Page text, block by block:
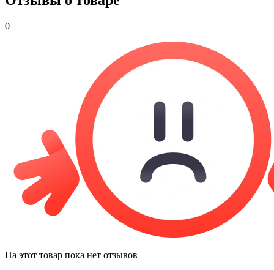
0
На этот товар пока нет отзывов